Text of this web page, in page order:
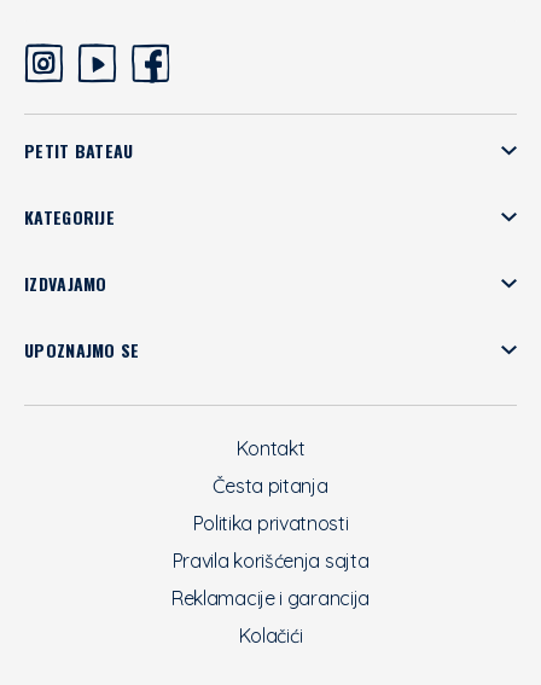
PETIT BATEAU
KATEGORIJE
IZDVAJAMO
UPOZNAJMO SE
Kontakt
Česta pitanja
Politika privatnosti
Pravila korišćenja sajta
Reklamacije i garancija
Kolačići